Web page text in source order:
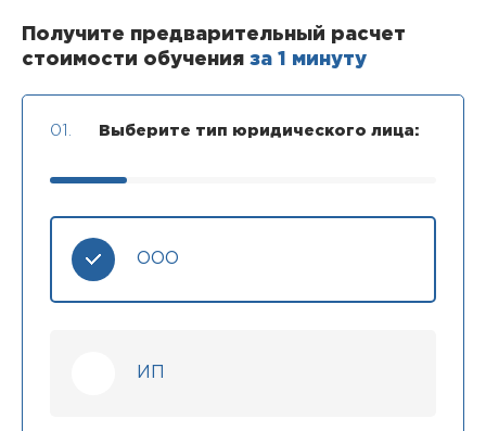
Получите предварительный расчет
стоимости обучения за 1 минуту
01. Выберите тип юридического лица:
ООО
ИП